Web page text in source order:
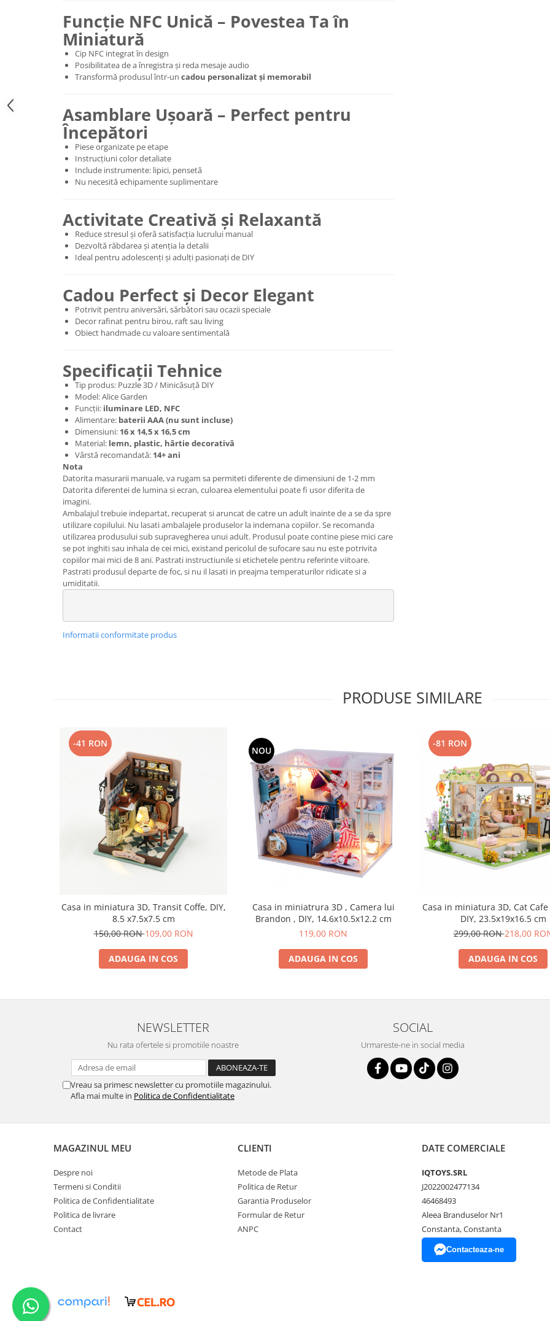
Funcție NFC Unică – Povestea Ta în
Miniatură
Cip NFC integrat în design
Posibilitatea de a înregistra și reda mesaje audio
Transformă produsul într-un cadou personalizat și memorabil
Asamblare Ușoară – Perfect pentru
Începători
Piese organizate pe etape
Instrucțiuni color detaliate
Include instrumente: lipici, pensetă
Nu necesită echipamente suplimentare
Activitate Creativă și Relaxantă
Reduce stresul și oferă satisfacția lucrului manual
Dezvoltă răbdarea și atenția la detalii
Ideal pentru adolescenți și adulți pasionați de DIY
Cadou Perfect și Decor Elegant
Potrivit pentru aniversări, sărbători sau ocazii speciale
Decor rafinat pentru birou, raft sau living
Obiect handmade cu valoare sentimentală
Specificații Tehnice
Tip produs: Puzzle 3D / Minicăsuță DIY
Model: Alice Garden
Funcții: iluminare LED, NFC
Alimentare: baterii AAA (nu sunt incluse)
Dimensiuni: 16 x 14,5 x 16,5 cm
Material: lemn, plastic, hârtie decorativă
Vârstă recomandată: 14+ ani
Nota
Datorita masurarii manuale, va rugam sa permiteti diferente de dimensiuni de 1-2 mm
Datorita diferentei de lumina si ecran, culoarea elementului poate fi usor diferita de
imagini.
Ambalajul trebuie indepartat, recuperat si aruncat de catre un adult inainte de a se da spre
utilizare copilului. Nu lasati ambalajele produselor la indemana copiilor. Se recomanda
utilizarea produsului sub supravegherea unui adult. Produsul poate contine piese mici care
se pot inghiti sau inhala de cei mici, existand pericolul de sufocare sau nu este potrivita
copiilor mai mici de 8 ani. Pastrati instructiunile si etichetele pentru referinte viitoare.
Pastrati produsul departe de foc, si nu il lasati in preajma temperaturilor ridicate si a
umiditatii.
Informatii conformitate produs
PRODUSE SIMILARE
-41 RON
Casa in miniatura 3D, Transit Coffe, DIY,
8.5 x7.5x7.5 cm
150,00 RON109,00 RON
ADAUGA IN COS
NOU
Casa in miniatrura 3D , Camera lui
Brandon , DIY, 14.6x10.5x12.2 cm
119,00 RON
ADAUGA IN COS
-81 RON
Casa in miniatura 3D, Cat
DIY, 23.5x19x16.5 cm
299,00 RON218,00
ADAUGA IN COS
NEWSLETTER
Nu rata ofertele si promotiile noastre
Vreau sa primesc newsletter cu promotiile magazinului.
Afla mai multe in Politica de Confidentialitate
SOCIAL
Urmareste-ne in social media
MAGAZINUL MEU
Despre noi
Termeni si Conditii
Politica de Confidentialitate
Politica de livrare
Contact
CLIENTI
Metode de Plata
Politica de Retur
Garantia Produselor
Formular de Retur
ANPC
DATE COMERCIALE
IQTOYS.SRL
J2022002477134
46468493
Aleea Branduselor Nr1
Constanta, Constanta
Contacteaza-ne